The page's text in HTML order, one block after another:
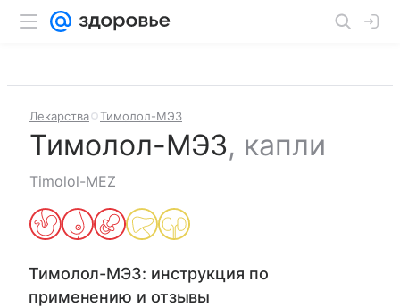
Лекарства Тимолол-МЭЗ
Тимолол-МЭЗ, капли
Timolol-MEZ
Тимолол-МЭЗ: инструкция по
применению и отзывы